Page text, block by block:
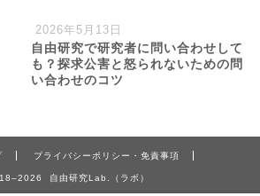
2026年5月13日
自由研究で研究者に問い合わせして
も？探求公害と怒られないための問
い合わせのコツ
プライバシーポリシー・免責事項
自由研究Lab.（ラボ）